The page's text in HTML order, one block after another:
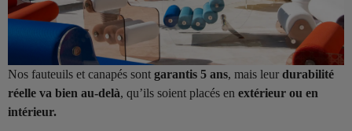
Nos fauteuils et canapés sont garantis 5 ans, mais leur durabilité
réelle va bien au-delà, qu’ils soient placés en extérieur ou en
intérieur.